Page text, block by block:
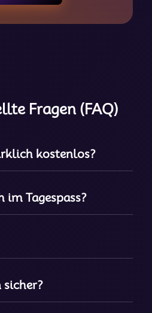
Fragen (FAQ)
kostenlos?
im Tagespass?
sicher?